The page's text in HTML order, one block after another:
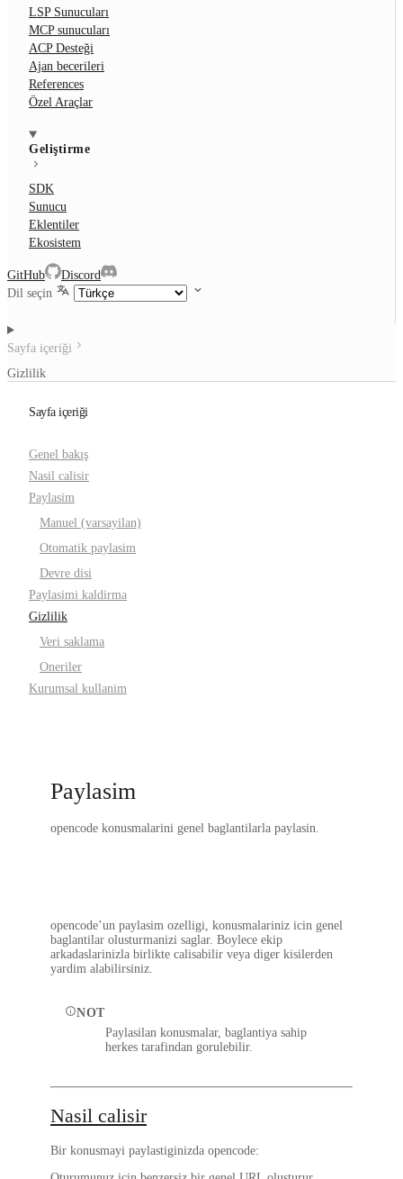
LSP Sunucuları
MCP sunucuları
ACP Desteği
Ajan becerileri
References
Özel Araçlar
Geliştirme
SDK
Sunucu
Eklentiler
Ekosistem
GitHub
Discord
Dil seçin
Sayfa içeriği
Gizlilik
Sayfa içeriği
Genel bakış
Nasil calisir
Paylasim
Manuel (varsayilan)
Otomatik paylasim
Devre disi
Paylasimi kaldirma
Gizlilik
Veri saklama
Oneriler
Kurumsal kullanim
Paylasim
opencode konusmalarini genel baglantilarla paylasin.
opencode’un paylasim ozelligi, konusmalariniz icin genel
baglantilar olusturmanizi saglar. Boylece ekip
arkadaslarinizla birlikte calisabilir veya diger kisilerden
yardim alabilirsiniz.
NOT
Paylasilan konusmalar, baglantiya sahip
herkes tarafindan gorulebilir.
Nasil calisir
Bir konusmayi paylastiginizda opencode: